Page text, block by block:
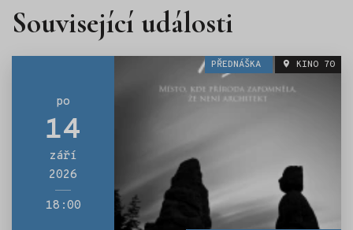
Související události
po
14
září
2026
18:00
PŘEDNÁŠKA KINO 70